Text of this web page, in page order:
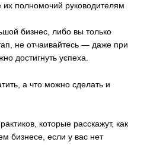
полномочий руководителям
бизнес, либо вы только
не отчаивайтесь — даже при
достигнуть успеха.
а что можно сделать и
которые расскажут, как
бизнесе, если у вас нет